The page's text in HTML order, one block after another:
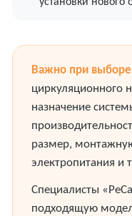
Важно при
циркуляционного
назначение
размер,
электропитания и
Специалисты
подходящую